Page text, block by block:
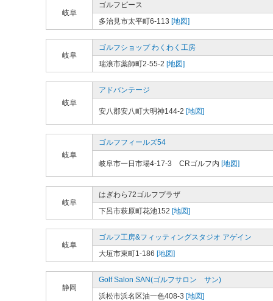
岐阜
ゴルフピース
多治見市太平町6-113 [地図]
岐阜
ゴルフショップ わくわく工房
瑞浪市薬師町2-55-2 [地図]
岐阜
アドバンテージ
安八郡安八町大明神144-2 [地図]
岐阜
ゴルフフィールズ54
岐阜市一日市場4-17-3 CRゴルフ内 [地図]
岐阜
はぎわら72ゴルフプラザ
下呂市萩原町花池152 [地図]
岐阜
ゴルフ工房&フィッティングスタジオ アゲイン
大垣市東町1-186 [地図]
静岡
Golf Salon SAN(ゴルフサロン サン)
浜松市浜名区油一色408-3 [地図]